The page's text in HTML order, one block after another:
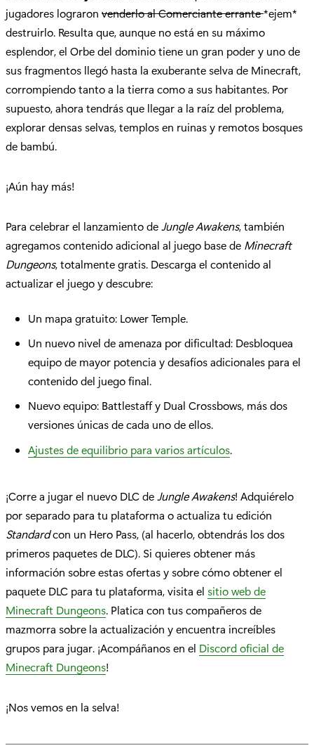
jugadores lograron venderlo al Comerciante errante*ejem*
destruirlo. Resulta que, aunque no está en su máximo
esplendor, el Orbe del dominio tiene un gran poder y uno de
sus fragmentos llegó hasta la exuberante selva de Minecraft,
corrompiendo tanto a la tierra como a sus habitantes. Por
supuesto, ahora tendrás que llegar a la raíz del problema,
explorar densas selvas, templos en ruinas y remotos bosques
de bambú.
¡Aún hay más!
Para celebrar el lanzamiento deJungle Awakens, también
agregamos contenido adicional al juego base de Minecraft
Dungeons, totalmente gratis. Descarga el contenido al
actualizar el juego y descubre:
Un mapa gratuito: Lower Temple.
Un nuevo nivel de amenaza por dificultad: Desbloquea
equipo de mayor potencia y desafíos adicionales para el
contenido del juego final.
Nuevo equipo: Battlestaff y Dual Crossbows, más dos
versiones únicas de cada uno de ellos.
Ajustes de equilibrio para varios artículos.
¡Corre a jugar el nuevo DLC deJungle Awakens! Adquiérelo
por separado para tu plataforma o actualiza tu edición
Standardcon un Hero Pass, (al hacerlo, obtendrás los dos
primeros paquetes de DLC). Si quieres obtener más
información sobre estas ofertas y sobre cómo obtener el
paquete DLC para tu plataforma, visita el sitio web de
Minecraft Dungeons. Platica con tus compañeros de
mazmorra sobre la actualización y encuentra increíbles
grupos para jugar. ¡Acompáñanos en el Discord oficial de
Minecraft Dungeons!
¡Nos vemos en la selva!